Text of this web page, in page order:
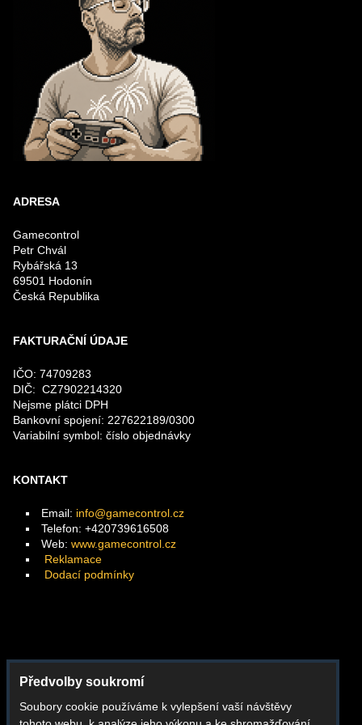
ADRESA
Gamecontrol
Petr Chvál
Rybářská 13
69501 Hodonín
Česká Republika
FAKTURAČNÍ ÚDAJE
IČO: 74709283
DIČ: CZ7902214320
Nejsme plátci DPH
Bankovní spojení: 227622189/0300
Variabilní symbol: číslo objednávky
KONTAKT
Email: info@gamecontrol.cz
Telefon: +420739616508
Web: www.gamecontrol.cz
Reklamace
Dodací podmínky
Instagram
Youtube
Předvolby soukromí
Soubory cookie používáme k vylepšení vaší návštěvy